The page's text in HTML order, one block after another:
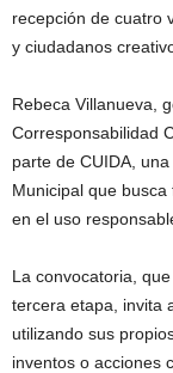
recepción de cuatro
y ciudadanos
Rebeca Villanueva,
Corresponsabilidad
parte de CUIDA,
Municipal que
en el uso
La convocatoria,
tercera etapa, invita
utilizando sus
inventos o acciones